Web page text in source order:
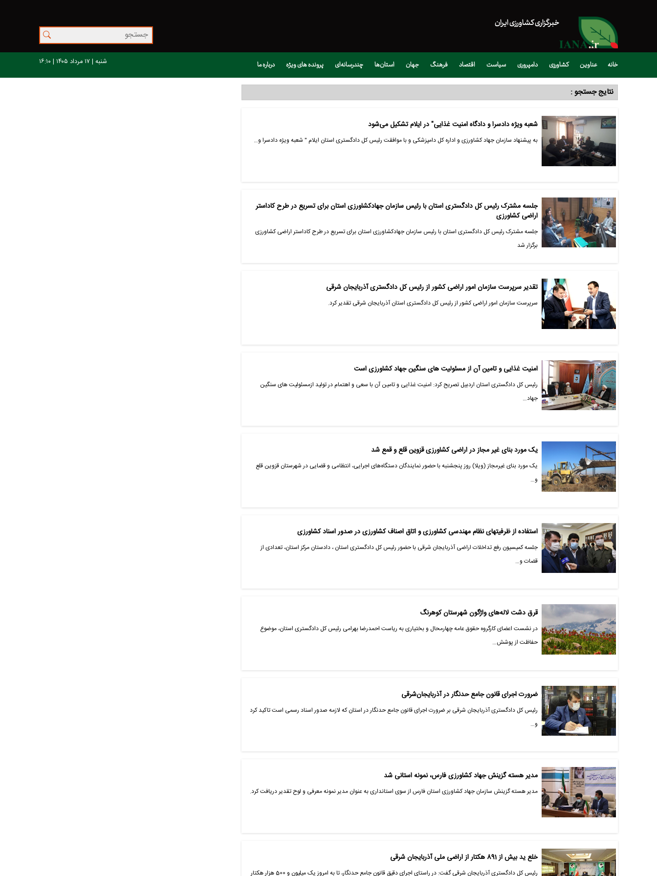
خبرگزاری کشاورزی ایران
خانه عناوین کشاورزی دامپروری سیاست اقتصاد فرهنگ جهان استان‌ها چندرسانه‌ای پرونده های ویژه درباره ما شنبه | ۱۷ مرداد ۱۴۰۵ | ۱۶:۱۰
نتایج جستجو :
شعبه ویژه دادسرا و دادگاه امنیت غذایی" در ایلام تشکیل می‌شود
به پیشنهاد سازمان جهاد کشاورزی و اداره کل دامپزشکی و با موافقت رئیس کل دادگستری استان ایلام " شعبه ویژه دادسرا و…
جلسه مشترک رئیس کل دادگستری استان با رئیس سازمان جهادکشاورزی استان برای تسریع در طرح کاداستر
اراضی کشاورزی
جلسه مشترک رئیس کل دادگستری استان با رئیس سازمان جهادکشاورزی استان برای تسریع در طرح کاداستر اراضی کشاورزی
برگزار شد
تقدیر سرپرست سازمان امور اراضی کشور از رئیس کل دادگستری آذربایجان شرقی
سرپرست سازمان امور اراضی کشور از رئیس کل دادگستری استان آذربایجان شرقی تقدیر کرد.
امنیت غذایی و تامین آن از مسئولیت های سنگین جهاد کشاورزی است
رئیس کل دادگستری استان اردبیل تصریح کرد: امنیت غذایی و تامین آن با سعی و اهتمام در تولید ازمسئولیت های سنگین
جهاد…
یک مورد بنای غیر مجاز در اراضی کشاورزی قزوین قلع و قمع شد
یک مورد بنای غیرمجاز (ویلا) روز پنجشنبه با حضور نمایندگان دستگاه‌های اجرایی، انتظامی و قضایی در شهرستان قزوین قلع
و…
استفاده از ظرفیتهای نظام مهندسی کشاورزی و اتاق اصناف کشاورزی در صدور اسناد کشاورزی
جلسه کمیسیون رفع تداخلات اراضی آذربایجان شرقی با حضور رئیس کل دادگستری استان ، دادستان مرکز استان، تعدادی از
قضات و…
قرق دشت لاله‌های واژگون شهرستان کوهرنگ
در نشست اعضای کارگروه حقوق عامه چهارمحال و بختیاری به ریاست احمدرضا بهرامی رئیس کل دادگستری استان، موضوع
حفاظت از پوشش…
ضرورت اجرای قانون جامع حدنگار در آذربایجان‌شرقی
رئیس کل دادگستری آذربایجان شرقی بر ضرورت اجرای قانون جامع حدنگار در استان که لازمه صدور اسناد رسمی است تاکید کرد
و…
مدیر هسته گزینش جهاد کشاورزی فارس، نمونه استانی شد
مدیر هسته گزینش سازمان جهاد کشاورزی استان فارس از سوی استانداری به عنوان مدیر نمونه معرفی و لوح تقدیر دریافت کرد.
خلع ید بیش از 891 هکتار از اراضی ملی آذربایجان شرقی
رئیس کل دادگستری آذربایجان شرقی گفت: در راستای اجرای دقیق قانون جامع حدنگار، تا به امروز یک میلیون و 500 هزار هکتار